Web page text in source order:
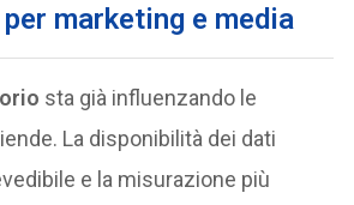
marketing e media
sta già influenzando le
La disponibilità dei dati
e la misurazione più